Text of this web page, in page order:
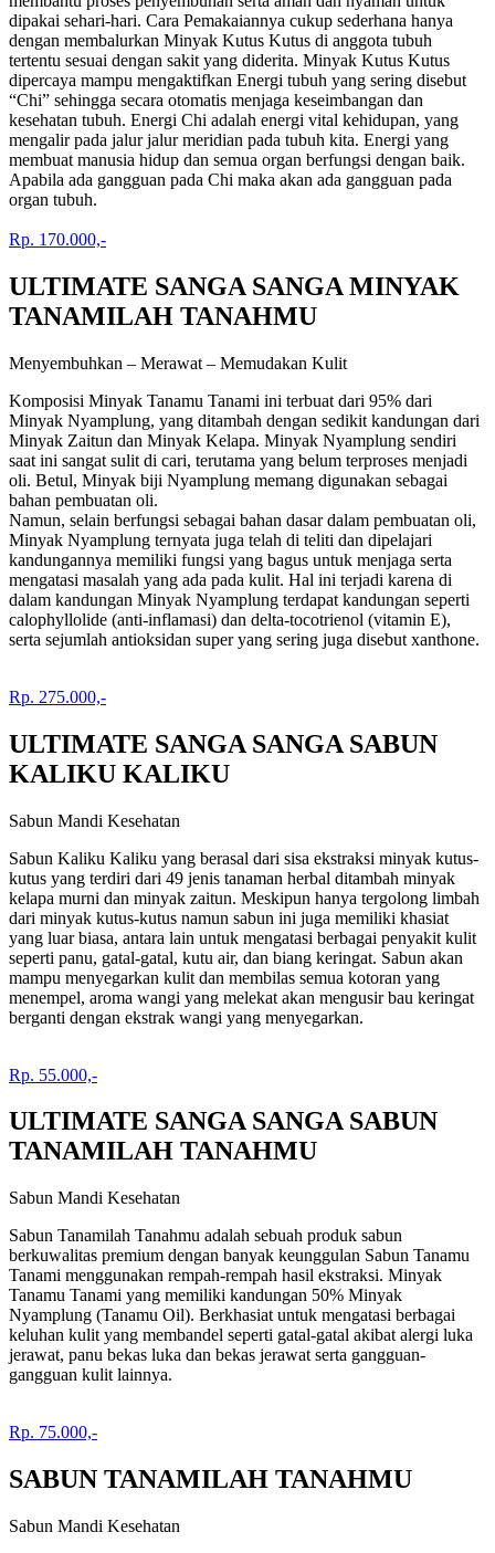
dipakai sehari-hari. Cara Pemakaiannya cukup sederhana hanya
dengan membalurkan Minyak Kutus Kutus di anggota tubuh
tertentu sesuai dengan sakit yang diderita. Minyak Kutus Kutus
dipercaya mampu mengaktifkan Energi tubuh yang sering disebut
“Chi” sehingga secara otomatis menjaga keseimbangan dan
kesehatan tubuh. Energi Chi adalah energi vital kehidupan, yang
mengalir pada jalur jalur meridian pada tubuh kita. Energi yang
membuat manusia hidup dan semua organ berfungsi dengan baik.
Apabila ada gangguan pada Chi maka akan ada gangguan pada
organ tubuh.
Rp. 170.000,-
ULTIMATE SANGA SANGA MINYAK
TANAMILAH TANAHMU
Menyembuhkan – Merawat – Memudakan Kulit
Komposisi Minyak Tanamu Tanami ini terbuat dari 95% dari
Minyak Nyamplung, yang ditambah dengan sedikit kandungan dari
Minyak Zaitun dan Minyak Kelapa. Minyak Nyamplung sendiri
saat ini sangat sulit di cari, terutama yang belum terproses menjadi
oli. Betul, Minyak biji Nyamplung memang digunakan sebagai
bahan pembuatan oli.
Namun, selain berfungsi sebagai bahan dasar dalam pembuatan oli,
Minyak Nyamplung ternyata juga telah di teliti dan dipelajari
kandungannya memiliki fungsi yang bagus untuk menjaga serta
mengatasi masalah yang ada pada kulit. Hal ini terjadi karena di
dalam kandungan Minyak Nyamplung terdapat kandungan seperti
calophyllolide (anti-inflamasi) dan delta-tocotrienol (vitamin E),
serta sejumlah antioksidan super yang sering juga disebut xanthone.
Rp. 275.000,-
ULTIMATE SANGA SANGA SABUN
KALIKU KALIKU
Sabun Mandi Kesehatan
Sabun Kaliku Kaliku yang berasal dari sisa ekstraksi minyak kutus-
kutus yang terdiri dari 49 jenis tanaman herbal ditambah minyak
kelapa murni dan minyak zaitun. Meskipun hanya tergolong limbah
dari minyak kutus-kutus namun sabun ini juga memiliki khasiat
yang luar biasa, antara lain untuk mengatasi berbagai penyakit kulit
seperti panu, gatal-gatal, kutu air, dan biang keringat. Sabun akan
mampu menyegarkan kulit dan membilas semua kotoran yang
menempel, aroma wangi yang melekat akan mengusir bau keringat
berganti dengan ekstrak wangi yang menyegarkan.
Rp. 55.000,-
ULTIMATE SANGA SANGA SABUN
TANAMILAH TANAHMU
Sabun Mandi Kesehatan
Sabun Tanamilah Tanahmu adalah sebuah produk sabun
berkuwalitas premium dengan banyak keunggulan Sabun Tanamu
Tanami menggunakan rempah-rempah hasil ekstraksi. Minyak
Tanamu Tanami yang memiliki kandungan 50% Minyak
Nyamplung (Tanamu Oil). Berkhasiat untuk mengatasi berbagai
keluhan kulit yang membandel seperti gatal-gatal akibat alergi luka
jerawat, panu bekas luka dan bekas jerawat serta gangguan-
gangguan kulit lainnya.
Rp. 75.000,-
SABUN TANAMILAH TANAHMU
Sabun Mandi Kesehatan